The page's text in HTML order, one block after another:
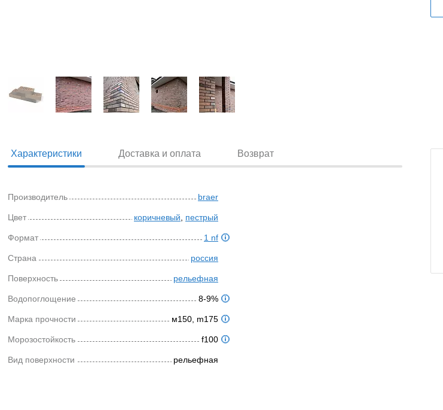
Характеристики Доставка и оплата Возврат
Производитель braer
Цвет коричневый пестрый
Формат 1 nf
Страна россия
Поверхность рельефная
Водопоглощение 8-9%
Марка прочности м150, m175
Морозостойкость f100
Вид поверхности рельефная